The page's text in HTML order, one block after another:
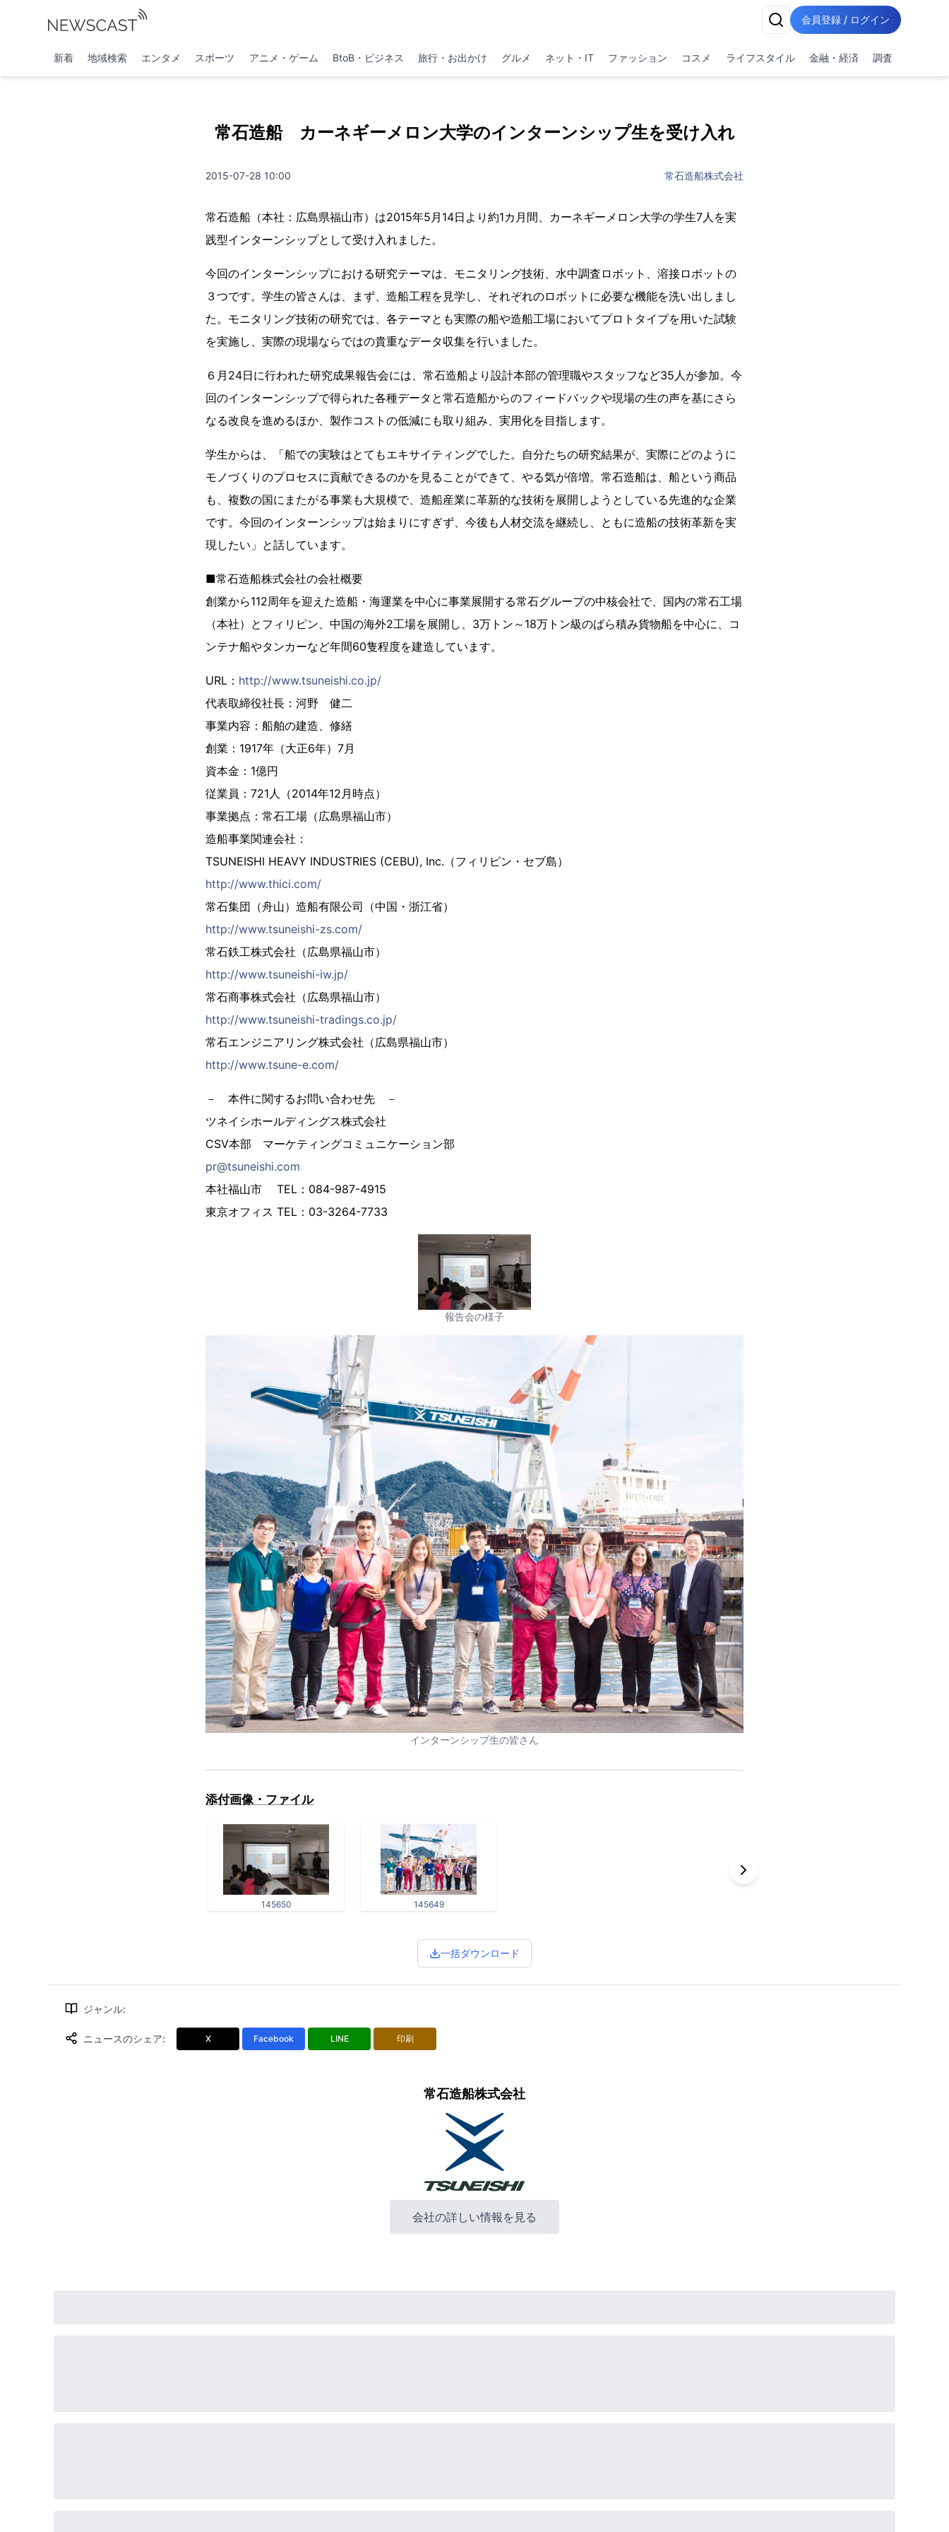
会員登録 / ログイン
新着 地域検索 エンタメ スポーツ アニメ・ゲーム BtoB・ビジネス 旅行・お出かけ グルメ ネット・IT ファッション コスメ ライフスタイル 金融・経済 調査
常石造船 カーネギーメロン大学のインターンシップ生を受け入れ
2015-07-28 10:00 常石造船株式会社
常石造船（本社：広島県福山市）は2015年5月14日より約1カ月間、カーネギーメロン大学の学生7人を実
践型インターンシップとして受け入れました。
今回のインターンシップにおける研究テーマは、モニタリング技術、水中調査ロボット、溶接ロボットの
３つです。学生の皆さんは、まず、造船工程を見学し、それぞれのロボットに必要な機能を洗い出しまし
た。モニタリング技術の研究では、各テーマとも実際の船や造船工場においてプロトタイプを用いた試験
を実施し、実際の現場ならではの貴重なデータ収集を行いました。
６月24日に行われた研究成果報告会には、常石造船より設計本部の管理職やスタッフなど35人が参加。今
回のインターンシップで得られた各種データと常石造船からのフィードバックや現場の生の声を基にさら
なる改良を進めるほか、製作コストの低減にも取り組み、実用化を目指します。
学生からは、「船での実験はとてもエキサイティングでした。自分たちの研究結果が、実際にどのように
モノづくりのプロセスに貢献できるのかを見ることができて、やる気が倍増。常石造船は、船という商品
も、複数の国にまたがる事業も大規模で、造船産業に革新的な技術を展開しようとしている先進的な企業
です。今回のインターンシップは始まりにすぎず、今後も人材交流を継続し、ともに造船の技術革新を実
現したい」と話しています。
■常石造船株式会社の会社概要
創業から112周年を迎えた造船・海運業を中心に事業展開する常石グループの中核会社で、国内の常石工場
（本社）とフィリピン、中国の海外2工場を展開し、3万トン～18万トン級のばら積み貨物船を中心に、コ
ンテナ船やタンカーなど年間60隻程度を建造しています。
URL： http://www.tsuneishi.co.jp/
代表取締役社長：河野 健二
事業内容：船舶の建造、修繕
創業：1917年（大正6年）7月
資本金：1億円
従業員：721人（2014年12月時点）
事業拠点：常石工場（広島県福山市）
造船事業関連会社：
TSUNEISHI HEAVY INDUSTRIES (CEBU), Inc.（フィリピン・セブ島）
http://www.thici.com/
常石集団（舟山）造船有限公司（中国・浙江省）
http://www.tsuneishi-zs.com/
常石鉄工株式会社（広島県福山市）
http://www.tsuneishi-iw.jp/
常石商事株式会社（広島県福山市）
http://www.tsuneishi-tradings.co.jp/
常石エンジニアリング株式会社（広島県福山市）
http://www.tsune-e.com/
－ 本件に関するお問い合わせ先 －
ツネイシホールディングス株式会社
CSV本部 マーケティングコミュニケーション部
pr@tsuneishi.com
本社福山市 TEL：084-987-4915
東京オフィス TEL：03-3264-7733
報告会の様子
インターンシップ生の皆さん
添付画像・ファイル
145650 145649
一括ダウンロード
ジャンル:
ニュースのシェア: X Facebook LINE 印刷
常石造船株式会社
会社の詳しい情報を見る